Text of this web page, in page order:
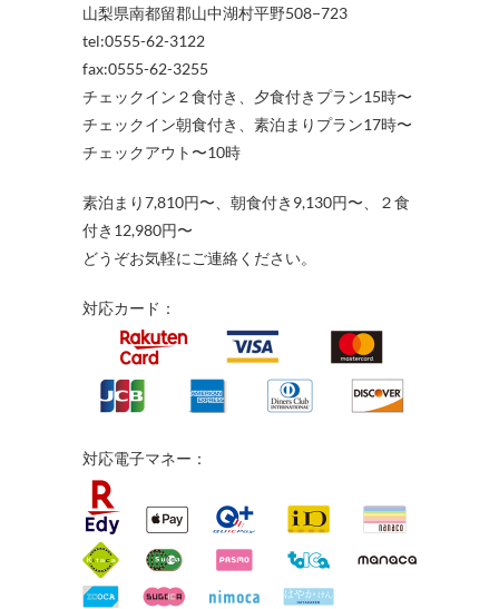
山梨県南都留郡山中湖村平野508−723
tel:0555-62-3122
fax:0555-62-3255
チェックイン２食付き、夕食付きプラン15時〜
チェックイン朝食付き、素泊まりプラン17時〜
チェックアウト〜10時
素泊まり7,810円〜、朝食付き9,130円〜、２食
付き12,980円〜
どうぞお気軽にご連絡ください。
対応カード：
対応電子マネー：